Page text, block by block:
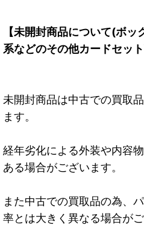
【未開封商品について(ボ
系などのその他カードセット
未開封商品は中古での買取
ます。
経年劣化による外装や内容
ある場合がございます。
また中古での買取品の為、
率とは大きく異なる場合がご